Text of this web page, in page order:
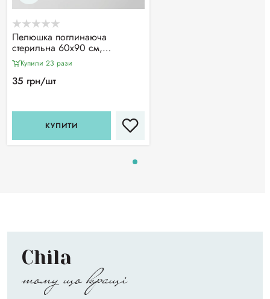
Пелюшка поглинаюча
стерильна 60х90 см,
Білосніжка (1 шт)
Купили 23 рази
35 грн/шт
КУПИТИ
Chila
тому що кращі